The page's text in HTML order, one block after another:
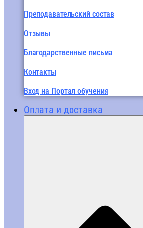
Преподавательский состав
Отзывы
Благодарственные письма
Контакты
Вход на Портал обучения
Оплата и доставка